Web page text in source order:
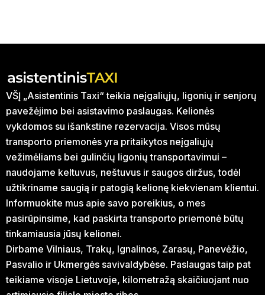
VŠĮ „Asistentinis Taxi“ teikia neįgaliųjų, ligonių ir senjorų
pavežėjimo bei asistavimo paslaugas. Kelionės
vykdomos su išankstine rezervacija. Visos mūsų
transporto priemonės yra pritaikytos neįgaliųjų
vežimėliams bei gulinčių ligonių transportavimui –
naudojame keltuvus, neštuvus ir saugos diržus, todėl
užtikriname saugią ir patogią kelionę kiekvienam klientui.
Informuokite mus apie savo poreikius, o mes
pasirūpinsime, kad paskirta transporto priemonė būtų
tinkamiausia jūsų kelionei.
Dirbame Vilniaus, Trakų, Ignalinos, Zarasų, Panevėžio,
Pasvalio ir Ukmergės savivaldybėse. Paslaugas taip pat
teikiame visoje Lietuvoje, kilometražą skaičiuojant nuo